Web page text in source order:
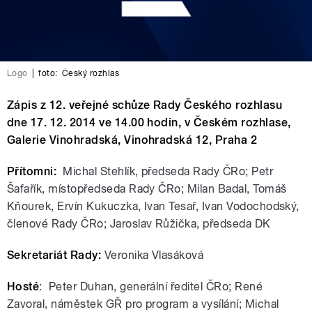
Logo foto: Český rozhlas
Zápis z 12. veřejné schůze Rady Českého rozhlasu
dne 17. 12. 2014 ve 14.00 hodin, v Českém rozhlase,
Galerie Vinohradská, Vinohradská 12, Praha 2
Přítomni: Michal Stehlík, předseda Rady ČRo; Petr
Šafařík, místopředseda Rady ČRo; Milan Badal, Tomáš
Kňourek, Ervín Kukuczka, Ivan Tesař, Ivan Vodochodský,
členové Rady ČRo; Jaroslav Růžička, předseda DK
Sekretariát Rady: Veronika Vlasáková
Hosté: Peter Duhan, generální ředitel ČRo; René
Zavoral, náměstek GŘ pro program a vysílání; Michal